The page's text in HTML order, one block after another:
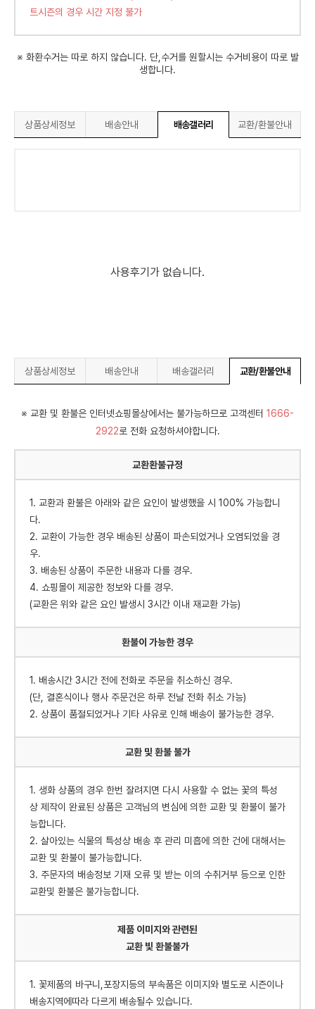
트시즌의 경우 시간 지정 불가
※ 화환수거는 따로 하지 않습니다. 단,수거를 원할시는 수거비용이 따로 발
생합니다.
상품상세정보 배송안내 배송갤러리 교환/환불안내
사용후기가 없습니다.
상품상세정보 배송안내 배송갤러리 교환/환불안내
※ 교환 및 환불은 인터넷쇼핑몰상에서는 불가능하므로 고객센터 1666-
2922로 전화 요청하셔야합니다.
교환환불규정
1. 교환과 환불은 아래와 같은 요인이 발생했을 시 100% 가능합니
다.
2. 교환이 가능한 경우 배송된 상품이 파손되었거나 오염되었을 경
우.
3. 배송된 상품이 주문한 내용과 다를 경우.
4. 쇼핑몰이 제공한 정보와 다를 경우.
(교환은 위와 같은 요인 발생시 3시간 이내 재교환 가능)
환불이 가능한 경우
1. 배송시간 3시간 전에 전화로 주문을 취소하신 경우.
(단, 결혼식이나 행사 주문건은 하루 전날 전화 취소 가능)
2. 상품이 품절되었거나 기타 사유로 인해 배송이 불가능한 경우.
교환 및 환불 불가
1. 생화 상품의 경우 한번 잘려지면 다시 사용할 수 없는 꽃의 특성
상 제작이 완료된 상품은 고객님의 변심에 의한 교환 및 환불이 불가
능합니다.
2. 살아있는 식물의 특성상 배송 후 관리 미흡에 의한 건에 대해서는
교환 및 환불이 불가능합니다.
3. 주문자의 배송정보 기재 오류 및 받는 이의 수취거부 등으로 인한
교환및 환불은 불가능합니다.
제품 이미지와 관련된
교환 빛 환불불가
1. 꽃제품의 바구니,포장지등의 부속품은 이미지와 별도로 시즌이나
배송지역에따라 다르게 배송될수 있습니다.